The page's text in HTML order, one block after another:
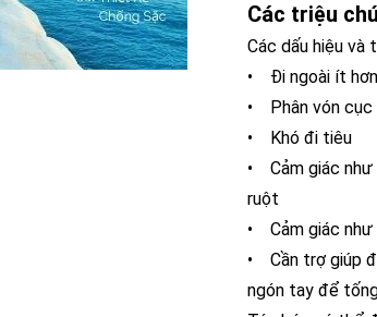
Các triệu
Các dấu hiệu và
• Đi ngoài ít
• Phân vón cục
• Khó đi tiêu
• Cảm giác như
ruột
• Cảm giác như
• Cần trợ giúp
ngón tay để